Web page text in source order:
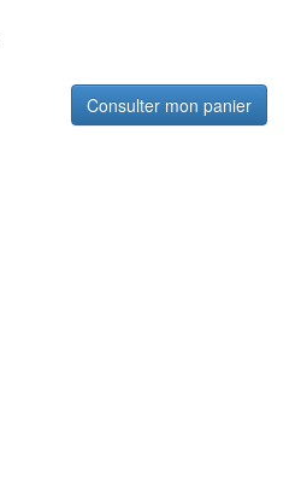
Consulter mon panier